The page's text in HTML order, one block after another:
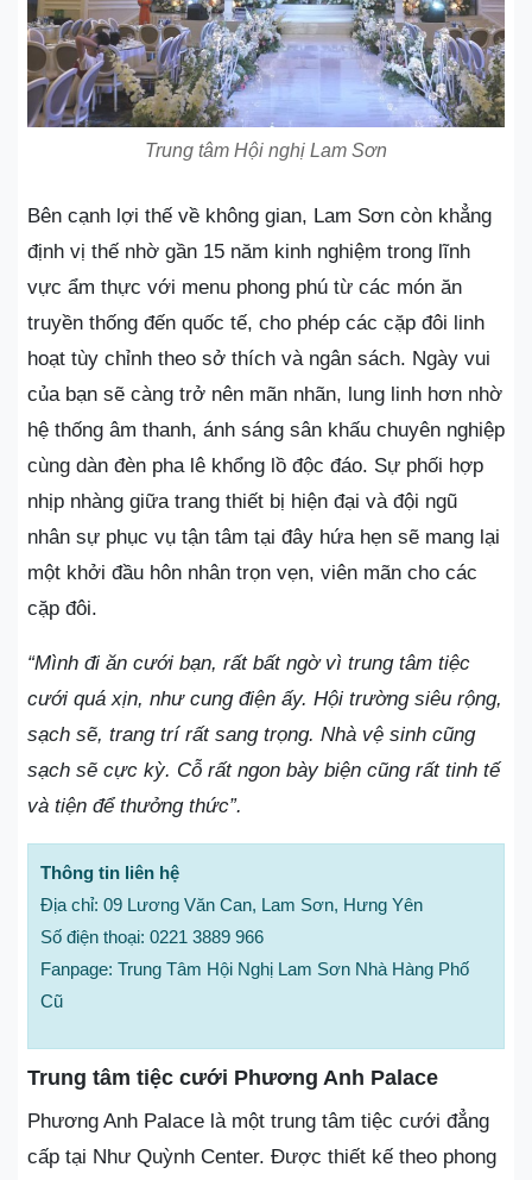
Trung tâm Hội nghị Lam Sơn
Bên cạnh lợi thế về không gian, Lam Sơn còn khẳng
định vị thế nhờ gần 15 năm kinh nghiệm trong lĩnh
vực ẩm thực với menu phong phú từ các món ăn
truyền thống đến quốc tế, cho phép các cặp đôi linh
hoạt tùy chỉnh theo sở thích và ngân sách. Ngày vui
của bạn sẽ càng trở nên mãn nhãn, lung linh hơn nhờ
hệ thống âm thanh, ánh sáng sân khấu chuyên nghiệp
cùng dàn đèn pha lê khổng lồ độc đáo. Sự phối hợp
nhịp nhàng giữa trang thiết bị hiện đại và đội ngũ
nhân sự phục vụ tận tâm tại đây hứa hẹn sẽ mang lại
một khởi đầu hôn nhân trọn vẹn, viên mãn cho các
cặp đôi.
“Mình đi ăn cưới bạn, rất bất ngờ vì trung tâm tiệc
cưới quá xịn, như cung điện ấy. Hội trường siêu rộng,
sạch sẽ, trang trí rất sang trọng. Nhà vệ sinh cũng
sạch sẽ cực kỳ. Cỗ rất ngon bày biện cũng rất tinh tế
và tiện để thưởng thức”.
Thông tin liên hệ
Địa chỉ: 09 Lương Văn Can, Lam Sơn, Hưng Yên
Số điện thoại: 0221 3889 966
Fanpage: Trung Tâm Hội Nghị Lam Sơn Nhà Hàng Phố
Cũ
Trung tâm tiệc cưới Phương Anh Palace
Phương Anh Palace là một trung tâm tiệc cưới đẳng
cấp tại Như Quỳnh Center. Được thiết kế theo phong